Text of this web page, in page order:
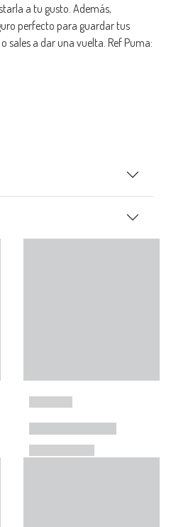
a tu gusto. Además,
perfecto para guardar tus
sales a dar una vuelta. Ref Puma: